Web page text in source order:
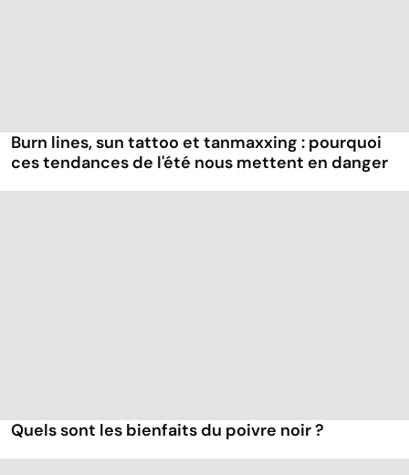
Burn lines, sun tattoo et tanmaxxing : pourquoi
ces tendances de l'été nous mettent en danger
Quels sont les bienfaits du poivre noir ?